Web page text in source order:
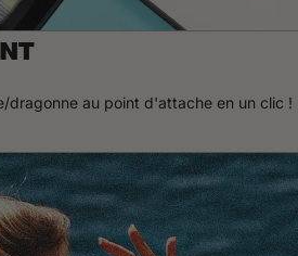
dragonne au point d'attache en un clic !